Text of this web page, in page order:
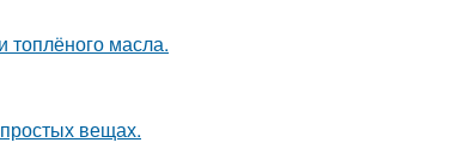
топлёного масла.
вещах.